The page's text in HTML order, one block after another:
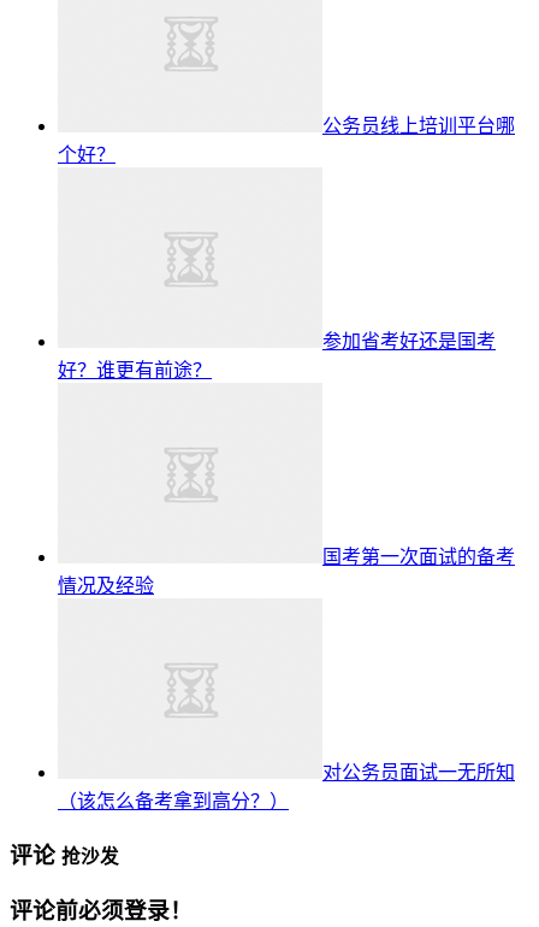
公务员线上培训平台哪
个好？
参加省考好还是国考
好？谁更有前途？
国考第一次面试的备考
情况及经验
对公务员面试一无所知
（该怎么备考拿到高分？）
评论 抢沙发
评论前必须登录！